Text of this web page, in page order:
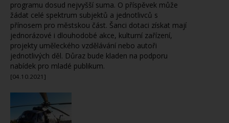
programu dosud nejvyšší suma. O příspěvek může
žádat celé spektrum subjektů a jednotlivců s
přínosem pro městskou část. Šanci dotaci získat mají
jednorázové i dlouhodobé akce, kulturní zařízení,
projekty uměleckého vzdělávání nebo autoři
jednotlivých děl. Důraz bude kladen na podporu
nabídek pro mladé publikum.
[04.10.2021]